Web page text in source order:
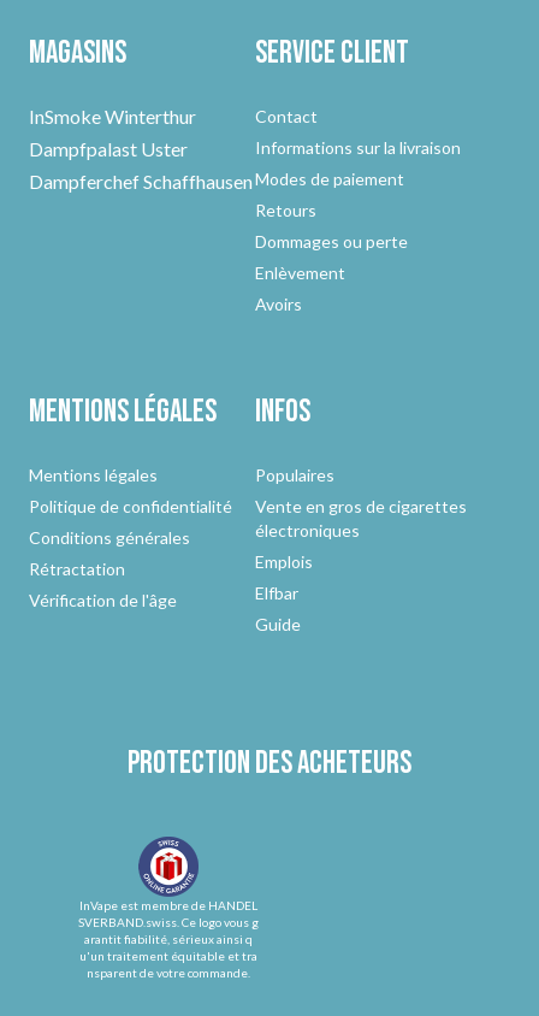
Magasins
InSmoke Winterthur
Dampfpalast Uster
Dampferchef Schaffhausen
Service client
Contact
Informations sur la livraison
Modes de paiement
Retours
Dommages ou perte
Enlèvement
Avoirs
Mentions légales
Mentions légales
Politique de confidentialité
Conditions générales
Rétractation
Vérification de l'âge
Infos
Populaires
Vente en gros de cigarettes
électroniques
Emplois
Elfbar
Guide
Protection des acheteurs
InVape est membre de HANDEL
SVERBAND.swiss. Ce logo vous g
arantit fiabilité, sérieux ainsi q
u'un traitement équitable et tra
nsparent de votre commande.